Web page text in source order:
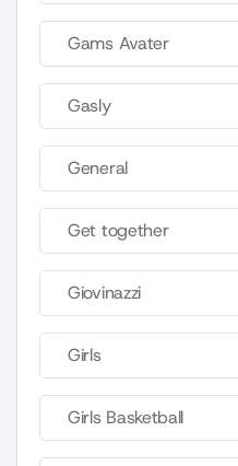
Gams Avater
Gasly
General
Get together
Giovinazzi
Girls
Girls Basketball